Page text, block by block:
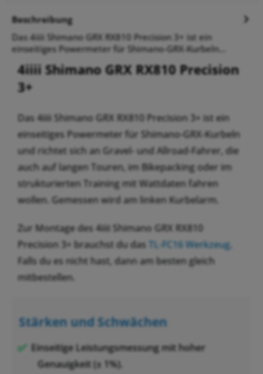
Beschreibung
Das 4iiii Shimano GRX RX810 Precision 3+ ist ein
einseitiges Powermeter für Shimano-GRX-Kurbeln...
4iiii Shimano GRX RX810 Precision
3+
Das 4iiii Shimano GRX RX810 Precision 3+ ist ein
einseitiges Powermeter für Shimano-GRX-Kurbeln
und richtet sich an Gravel- und Allroad-Fahrer, die
auch auf langen Touren, im Bikepacking oder im
strukturierten Training mit Wattdaten fahren
wollen. Gemessen wird am linken Kurbelarm.
Zur Montage des 4iiii Shimano GRX RX810
Precision 3+ brauchst du das TL-FC16 Werkzeug.
Falls du es nicht hast, dann am besten gleich
mitbestellen.
Stärken und Schwächen
Einseitige Leistungsmessung mit hoher
Genauigkeit (± 1%).